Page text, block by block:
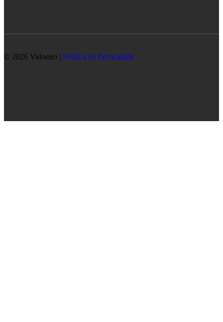
© 2026 Vidoeiro | Política de Privacidade